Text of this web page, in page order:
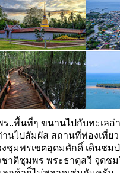
..พื้นที่ๆ ขนานไปกับทะเลอ่
านไปสัมผัส สถานที่ท่องเที่
ชุมพรเขตอุดมศักดิ์ เดินชม
าติชุมพร พระธาตุสวี จุดช